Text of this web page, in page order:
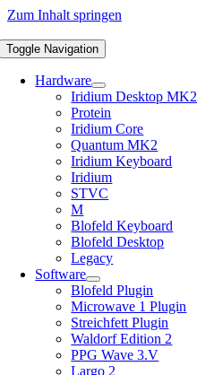
Zum Inhalt springen
Toggle Navigation
Hardware
Iridium Desktop MK2
Protein
Iridium Core
Quantum MK2
Iridium Keyboard
Iridium
STVC
M
Blofeld Keyboard
Blofeld Desktop
Legacy
Software
Blofeld Plugin
Microwave 1 Plugin
Streichfett Plugin
Waldorf Edition 2
PPG Wave 3.V
Largo 2